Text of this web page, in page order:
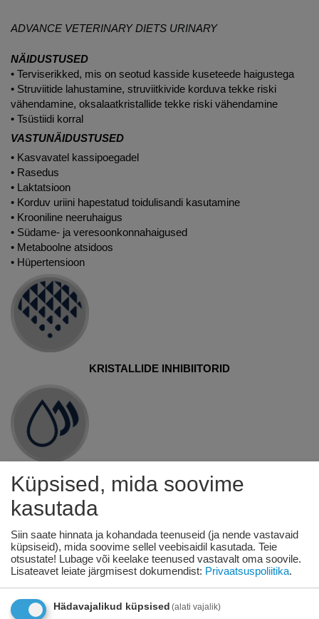
ADVANCE VETERINARY DIETS URINARY
NÄIDUSTUSED
• Terviserikked, mis on seotud kasside kuseteede haigustega
• Struviitide lahustamine, struviitkivide korduva tekke riski
vähendamine, oksalaatkristallide tekke riski vähendamine
• Tsüstiidi korral
VASTUNÄIDUSTUSED
• Kasvavatel kassipoegadel
• Rasedus
• Laktatsioon
• Korduv uriini hapestatud toidulisandi kasutamine
• Krooniline neeruhaigus
• Südame- ja veresoonkonnahaigused
• Metaboolne atsidoos
• Hüpertensioon
KRISTALLIDE INHIBIITORID
URINEERIMISE VARUSTUS
VÄHENDAB STRUVIITKRISTALLIDE KUJUNEMIST
Küpsised, mida soovime
kasutada
Siin saate hinnata ja kohandada teenuseid (ja nende vastavaid
küpsiseid), mida soovime sellel veebisaidil kasutada. Teie
otsustate! Lubage või keelake teenused vastavalt oma soovile.
Lisateavet leiate järgmisest dokumendist: Privaatsuspoliitika.
Hädavajalikud küpsised (alati vajalik)